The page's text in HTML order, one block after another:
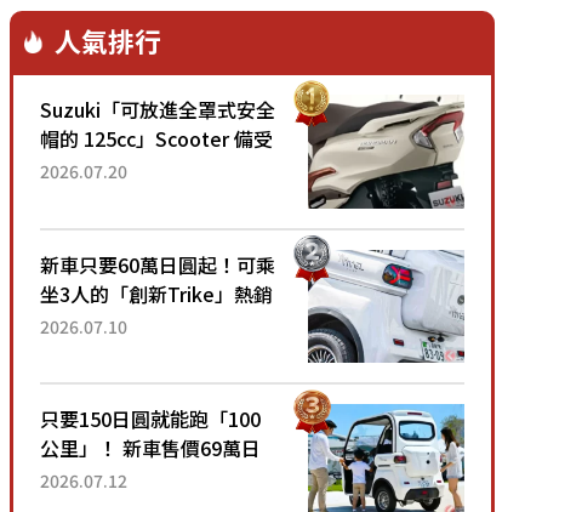
人氣排行
Suzuki「可放進全罩式安全
帽的 125cc」Scooter 備受
矚目！採用全新流線設計與
已陸續開始出口的新款
「B...
2026.07.20
新車只要60萬日圓起！可乘
坐3人的「創新Trike」熱銷
大賣成為人氣車款！「養車
日圓就能跑100公里」「小
朋友坐得...
2026.07.10
只要150日圓就能跑「100
公里」！ 新車售價69萬日
圓的「3人座」Trike大受歡
2026.07.12